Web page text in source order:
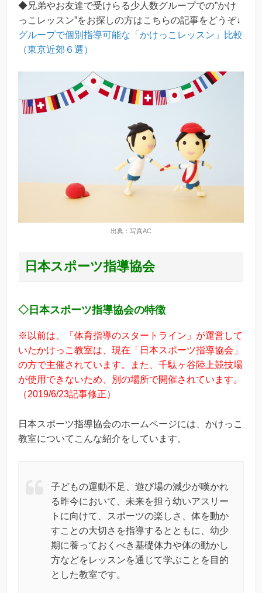
◆兄弟やお友達で受けらる少人数グループでの”かけ
っこレッスン”をお探しの方はこちらの記事をどうぞ↓
グループで個別指導可能な「かけっこレッスン」比較
（東京近郊６選）
出典：写真AC
日本スポーツ指導協会
◇日本スポーツ指導協会の特徴
※以前は、「体育指導のスタートライン」が運営して
いたかけっこ教室は、現在「日本スポーツ指導協会」
の方で主催されています。また、千駄ヶ谷陸上競技場
が使用できないため、別の場所で開催されています。
（2019/6/23記事修正）
日本スポーツ指導協会のホームページには、かけっこ
教室についてこんな紹介をしています。
子どもの運動不足、遊び場の減少が嘆かれ
る昨今において、未来を担う幼いアスリー
トに向けて、スポーツの楽しさ、体を動か
すことの大切さを指導するとともに、幼少
期に養っておくべき基礎体力や体の動かし
方などをレッスンを通じて学ぶことを目的
とした教室です。